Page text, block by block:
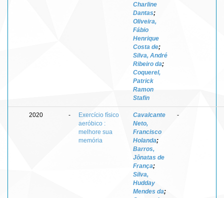
Charline
Dantas;
Oliveira,
Fábio
Henrique
Costa de;
Silva, André
Ribeiro da;
Coquerel,
Patrick
Ramon
Stafin
2020 -
Exercício físico
aeróbico :
melhore sua
memória
Cavalcante
Neto,
Francisco
Holanda;
Barros,
Jônatas de
França;
Silva,
Hudday
Mendes da;
-